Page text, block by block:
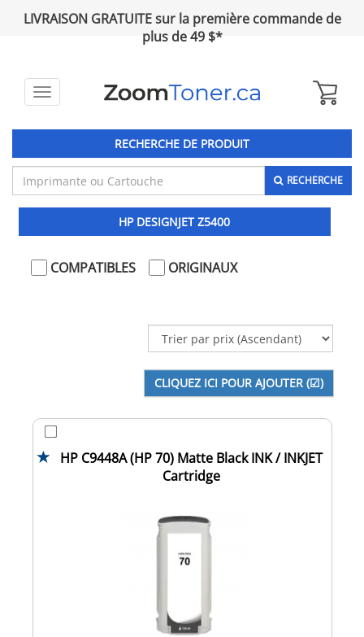
LIVRAISON GRATUITE sur la première commande de
plus de 49 $*
Toggle
RECHERCHE DE PRODUIT
RECHERCHE
HP DESIGNJET Z5400
COMPATIBLES ORIGINAUX
HP C9448A (HP 70) Matte Black INK / INKJET
Cartridge